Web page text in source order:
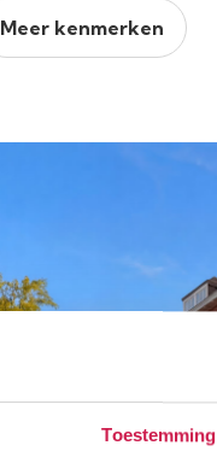
Toestemming
Meer kenmerken